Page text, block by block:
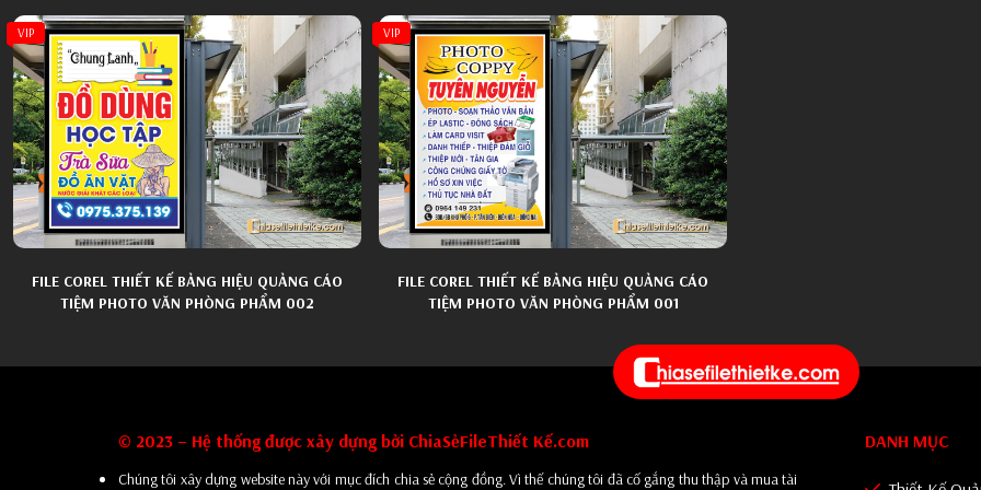
VIP
FILE COREL THIẾT KẾ BẢNG HIỆU QUẢNG CÁO
TIỆM PHOTO VĂN PHÒNG PHẨM 002
VIP
FILE COREL THIẾT KẾ BẢNG HIỆU QUẢNG CÁO
TIỆM PHOTO VĂN PHÒNG PHẨM 001
© 2023 – Hệ thống được xây dựng bởi ChiaSẻFileThiết Kế.com
Chúng tôi xây dựng website này với mục đích chia sẻ cộng đồng. Vì thế chúng tôi đã cố gắng thu thập và mua tài
DANH MỤC